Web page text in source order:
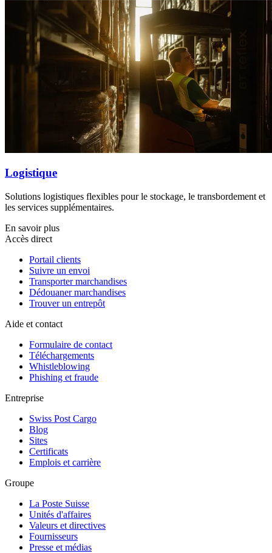
Logistique
Solutions logistiques flexibles pour le stockage, le transbordement et
les services supplémentaires.
En savoir plus
Accès direct
Portail clients
Suivre un envoi
Transporter marchandises
Dédouaner marchandises
Trouver un entrepôt
Aide et contact
Formulaire de contact
Téléchargements
Whistleblowing
Phishing et fraude
Entreprise
Swiss Post Cargo
Blog
Sites
Certificats
Emplois et carrière
Groupe
La Poste Suisse
Unités d'affaires
Valeurs et directives
Fournisseurs
Presse et médias